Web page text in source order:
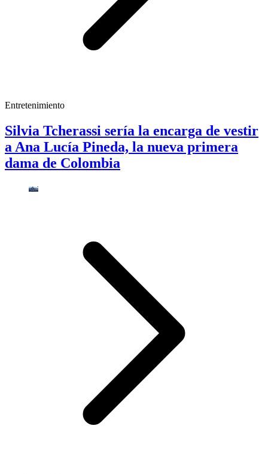
Entretenimiento
Silvia Tcherassi sería la encarga de vestir
a Ana Lucía Pineda, la nueva primera
dama de Colombia